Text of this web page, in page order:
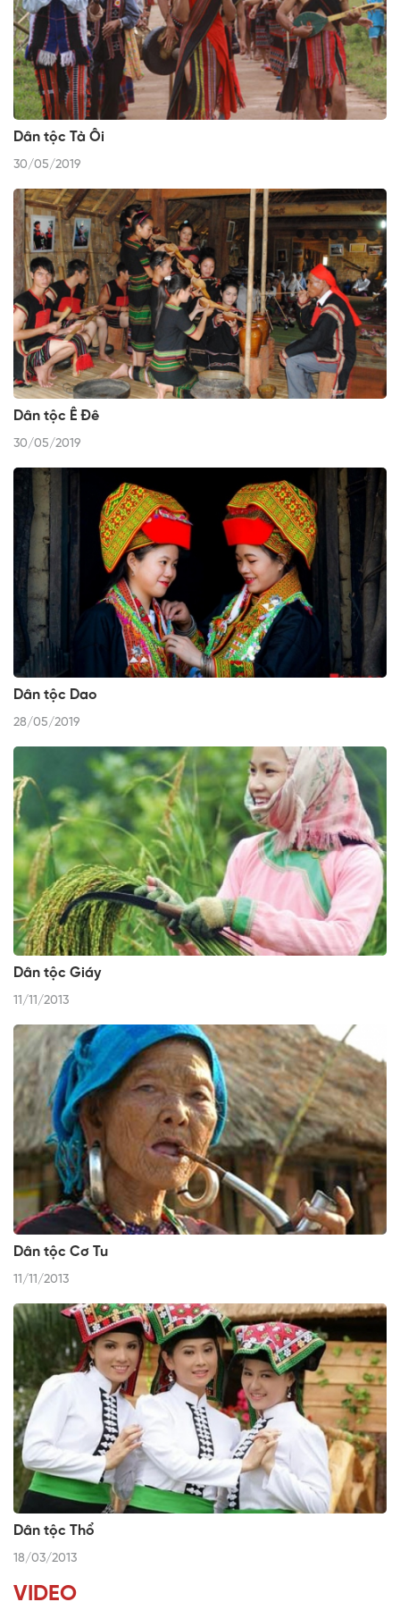
Dân tộc Tà Ôi
30/05/2019
Dân tộc Ê Đê
30/05/2019
Dân tộc Dao
28/05/2019
Dân tộc Giáy
11/11/2013
Dân tộc Cơ Tu
11/11/2013
Dân tộc Thổ
18/03/2013
VIDEO